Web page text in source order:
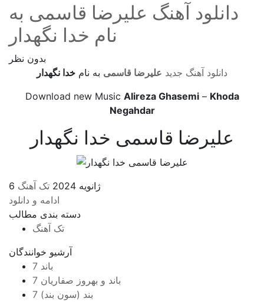
دانلود آهنگ علیرضا قاسمی به
نام خدا نگهدار
بدون نظر
دانلود آهنگ جدید علیرضا قاسمی به نام خدا نگهدار
Download new Music Alireza Ghasemi– Khoda
Negahdar
علیرضا قاسمی خدا نگهدار
6 ژانویه 2024
تک آهنگ
ادامه و دانلود
دسته بندی مطالب
تک آهنگ
آرشیو خوانندگان
7 باند
7 باند و بهروز صفاریان
7 بند (سون بند)